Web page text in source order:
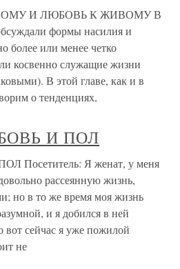
И ЛЮБОВЬ К ЖИВОМУ В
формы насилия и
более или менее четко
косвенно служащие жизни
В этой главе, как и в
о тенденциях,
И ПОЛ
Посетитель: Я женат, у меня
рассеянную жизнь,
но в то же время моя жизнь
и я добился в ней
вот сейчас я уже пожилой
не